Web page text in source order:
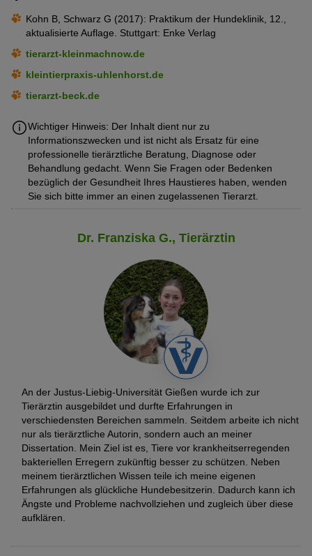
Kohn B, Schwarz G (2017): Praktikum der Hundeklinik, 12.,
aktualisierte Auflage. Stuttgart: Enke Verlag
tierarzt-kleinmachnow.de
kleintierpraxis-uhlenhorst.de
tierarzt-beck.de
Wichtiger Hinweis: Der Inhalt dient nur zu
Informationszwecken und ist nicht als Ersatz für eine
professionelle tierärztliche Beratung, Diagnose oder
Behandlung gedacht. Wenn Sie Fragen oder Bedenken
bezüglich der Gesundheit Ihres Haustieres haben, wenden
Sie sich bitte immer an einen zugelassenen Tierarzt.
Dr. Franziska G., Tierärztin
An der Justus-Liebig-Universität Gießen wurde ich zur
Tierärztin ausgebildet und durfte Erfahrungen in
verschiedensten Bereichen sammeln. Seitdem arbeite ich nicht
nur als tierärztliche Autorin, sondern auch an meiner
Dissertation. Mein Ziel ist es, Tiere vor krankheitserregenden
bakteriellen Erregern zukünftig besser zu schützen. Neben
meinem tierärztlichen Wissen teile ich meine eigenen
Erfahrungen als glückliche Hundebesitzerin. Dadurch kann ich
Ängste und Probleme nachvollziehen und zugleich über diese
aufklären.